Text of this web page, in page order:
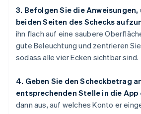
3. Befolgen Sie die Anweisungen,
beiden Seiten des Schecks
ihn flach auf eine saubere
gute Beleuchtung und zentrieren Sie
sodass alle vier Ecken sichtbar sind.
4. Geben Sie den Scheckbetrag
entsprechenden Stelle in die App
dann aus, auf welches Konto er